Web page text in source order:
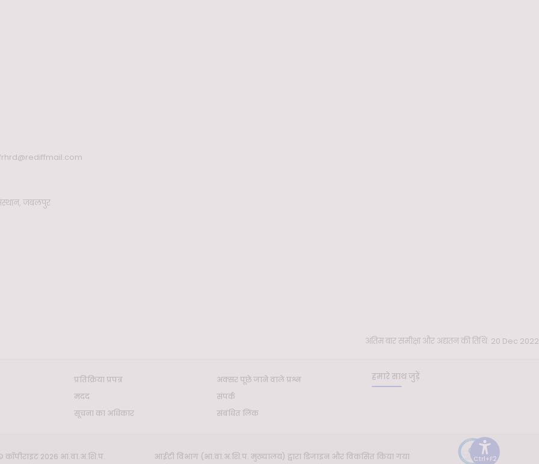
जबलपुर
अंतिम बार समीक्षा और अद्यतन की तिथि: 20 Dec 2022
प्रतिक्रिया प्रपत्र
मदद
सूचना का अधिकार
अक्सर पूछे जाने वाले प्रश्न
संपर्क
संबंधित लिंक
हमारे साथ जुड़ें
कॉपीराइट 2026 भा.वा.अ.शि.प. आईटी विभाग (भा.वा.अ.शि.प. मुख्यालय) द्वारा डिजाइन और विकसित किया गया Ctrl+F2